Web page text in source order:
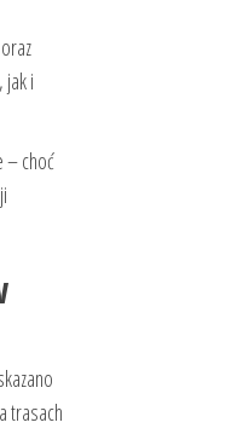
oraz
i
– choć
trasach